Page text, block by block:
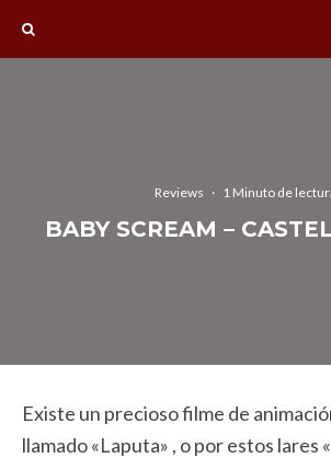
Reviews · 1 Minuto de
BABY SCREAM –
Existe un precioso filme de
llamado «Laputa» , o por estos lares